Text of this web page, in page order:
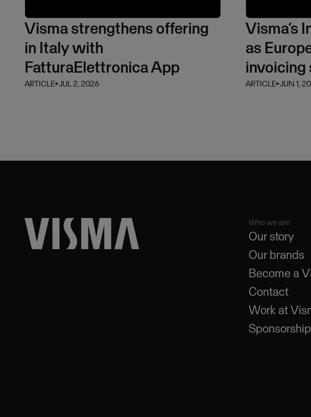
Visma strengthens offering
in Italy with
FatturaElettronica App
ARTICLE⏵JUL 2, 2026
Visma’s
as
invoicing
ARTICLE⏵JUN 1,
Who we are
Our story
Our brands
Become a
Contact
Work at
Sponsorship